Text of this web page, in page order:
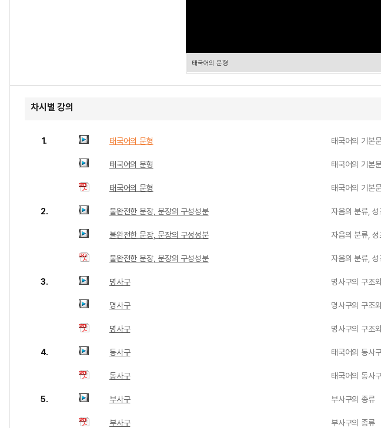
태국어의 문형
차시별 강의
1. 태국어의 문형 태국어의 기본
태국어의 문형 태국어의 기본
태국어의 문형 태국어의 기본
2. 불완전한 문장, 문장의 구성성분 자음의 분류, 성
불완전한 문장, 문장의 구성성분 자음의 분류, 성
불완전한 문장, 문장의 구성성분 자음의 분류, 성
3. 명사구 명사구의 구조
명사구 명사구의 구조
명사구 명사구의 구조
4. 동사구 태국어의 동사
동사구 태국어의 동사
5. 부사구 부사구의 종류
부사구 부사구의 종류